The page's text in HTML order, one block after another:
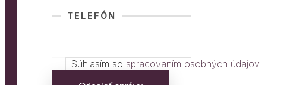
TELEFÓN
Súhlasím so spracovaním osobných údajov